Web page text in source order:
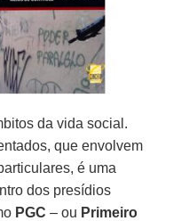
da vida social.
que envolvem
é uma
dos presídios
PGC– ou Primeiro